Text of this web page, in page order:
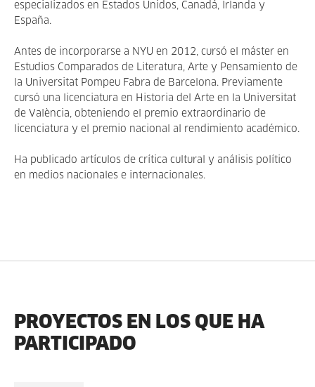
especializados en Estados Unidos, Canadá, Irlanda y
España.
Antes de incorporarse a NYU en 2012, cursó el máster en
Estudios Comparados de Literatura, Arte y Pensamiento de
la Universitat Pompeu Fabra de Barcelona. Previamente
cursó una licenciatura en Historia del Arte en la Universitat
de València, obteniendo el premio extraordinario de
licenciatura y el premio nacional al rendimiento académico.
Ha publicado artículos de crítica cultural y análisis político
en medios nacionales e internacionales.
PROYECTOS EN LOS QUE HA
PARTICIPADO